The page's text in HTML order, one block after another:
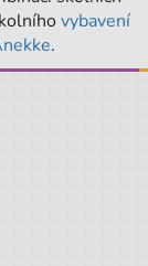
vybavení
.